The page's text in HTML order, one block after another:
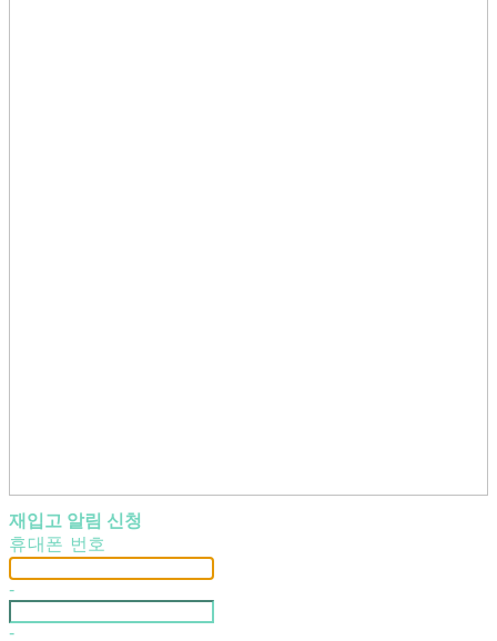
재입고 알림 신청
휴대폰 번호
-
-